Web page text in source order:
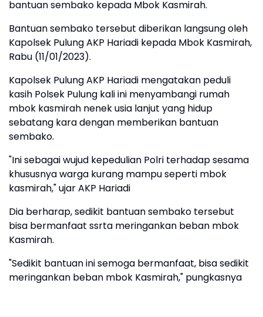
bantuan sembako kepada Mbok Kasmirah.
Bantuan sembako tersebut diberikan langsung oleh
Kapolsek Pulung AKP Hariadi kepada Mbok Kasmirah,
Rabu (11/01/2023).
Kapolsek Pulung AKP Hariadi mengatakan peduli
kasih Polsek Pulung kali ini menyambangi rumah
mbok kasmirah nenek usia lanjut yang hidup
sebatang kara dengan memberikan bantuan
sembako.
"Ini sebagai wujud kepedulian Polri terhadap sesama
khususnya warga kurang mampu seperti mbok
kasmirah," ujar AKP Hariadi
Dia berharap, sedikit bantuan sembako tersebut
bisa bermanfaat ssrta meringankan beban mbok
Kasmirah.
"Sedikit bantuan ini semoga bermanfaat, bisa sedikit
meringankan beban mbok Kasmirah," pungkasnya